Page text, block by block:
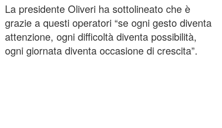
La presidente Oliveri ha sottolineato che è
grazie a questi operatori “se ogni gesto diventa
attenzione, ogni difficoltà diventa possibilità,
ogni giornata diventa occasione di crescita”.